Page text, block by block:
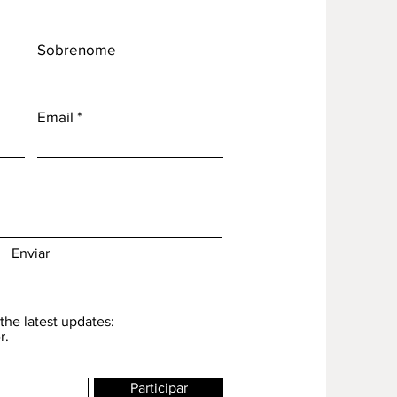
Sobrenome
Email
Enviar
latest updates:
Participar